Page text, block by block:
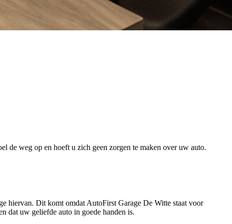
de weg op en hoeft u zich geen zorgen te maken over uw auto.
hiervan. Dit komt omdat AutoFirst Garage De Witte staat voor
dat uw geliefde auto in goede handen is.